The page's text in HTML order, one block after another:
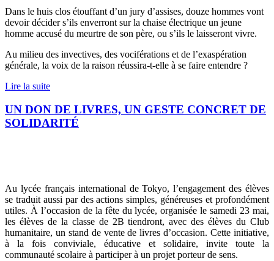
Dans le huis clos étouffant d’un jury d’assises, douze hommes vont
devoir décider s’ils enverront sur la chaise électrique un jeune
homme accusé du meurtre de son père, ou s’ils le laisseront vivre.
Au milieu des invectives, des vociférations et de l’exaspération
générale, la voix de la raison réussira-t-elle à se faire entendre ?
Lire la suite
UN DON DE LIVRES, UN GESTE CONCRET DE
SOLIDARITÉ
Au lycée français international de Tokyo, l’engagement des élèves
se traduit aussi par des actions simples, généreuses et profondément
utiles. À l’occasion de la fête du lycée, organisée le samedi 23 mai,
les élèves de la classe de 2B tiendront, avec des élèves du Club
humanitaire, un stand de vente de livres d’occasion. Cette initiative,
à la fois conviviale, éducative et solidaire, invite toute la
communauté scolaire à participer à un projet porteur de sens.